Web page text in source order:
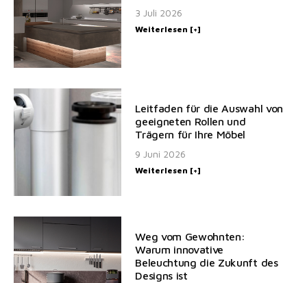
3 Juli 2026
Weiterlesen [+]
Leitfaden für die Auswahl von
geeigneten Rollen und
Trägern für Ihre Möbel
9 Juni 2026
Weiterlesen [+]
Weg vom Gewohnten:
Warum innovative
Beleuchtung die Zukunft des
Designs ist